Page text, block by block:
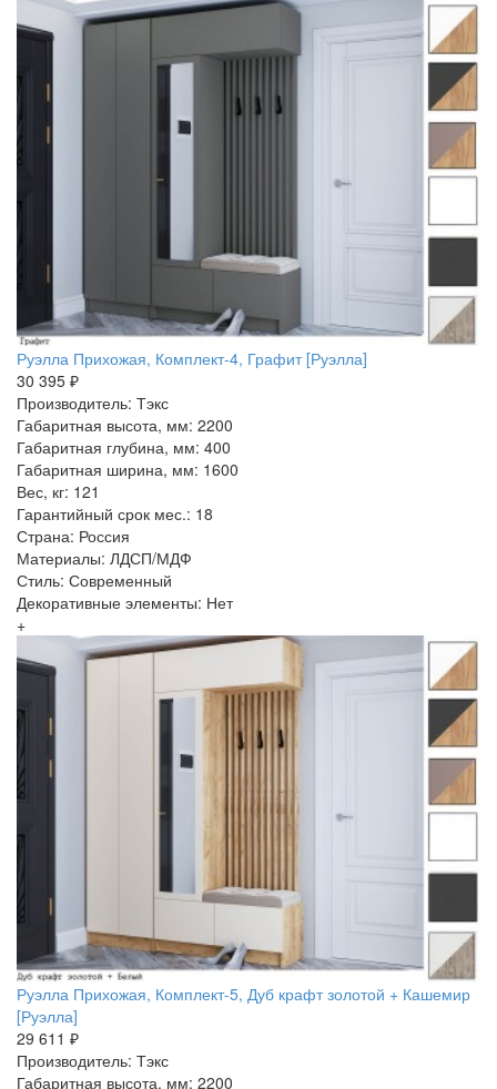
Руэлла Прихожая, Комплект-4, Графит [Руэлла]
30 395 ₽
Производитель: Тэкс
Габаритная высота, мм: 2200
Габаритная глубина, мм: 400
Габаритная ширина, мм: 1600
Вес, кг: 121
Гарантийный срок мес.: 18
Страна: Россия
Материалы: ЛДСП/МДФ
Стиль: Современный
Декоративные элементы: Нет
+
Руэлла Прихожая, Комплект-5, Дуб крафт золотой + Кашемир
[Руэлла]
29 611 ₽
Производитель: Тэкс
Габаритная высота, мм: 2200